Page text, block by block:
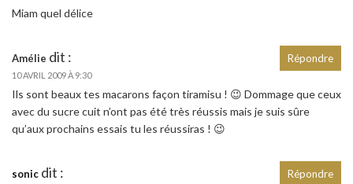
Miam quel délice
Amélie dit :
10 AVRIL 2009 À 9:30
Ils sont beaux tes macarons façon tiramisu ! 😉 Dommage que ceux
avec du sucre cuit n’ont pas été très réussis mais je suis sûre
qu’aux prochains essais tu les réussiras ! 😉
Répondre
sonic dit : Répondre